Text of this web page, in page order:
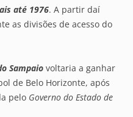
até 1976. A partir daí
as divisões de acesso do
Sampaio voltaria a ganhar
de Belo Horizonte, após
pelo Governo do Estado de